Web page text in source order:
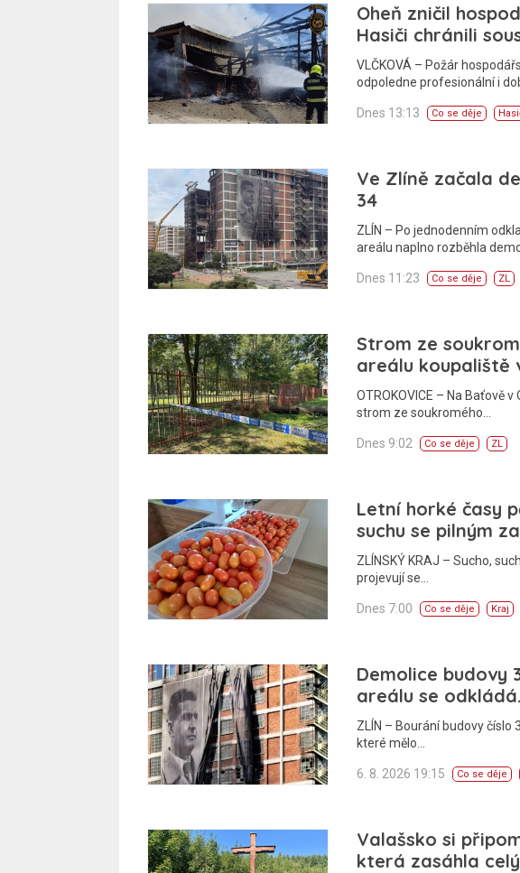
Oheň zničil
Hasiči chránili
VLČKOVÁ – Požár
odpoledne profesionální i
Dnes 13:13 Co se děje
Ve Zlíně začala
34
ZLÍN – Po jednodenním
areálu naplno rozběhla
Dnes 11:23 Co se děje ZL
Strom ze
areálu koupaliště
OTROKOVICE – Na Baťově
strom ze soukromého…
Dnes 9:02 Co se děje ZL
Letní horké časy
suchu se pilným
ZLÍNSKÝ KRAJ – Sucho,
projevují se…
Dnes 7:00 Co se děje Kraj
Demolice budovy
areálu se
ZLÍN – Bourání budovy číslo
které mělo…
6. 8. 2026 19:15 Co se děje
Valašsko si
která zasáhla